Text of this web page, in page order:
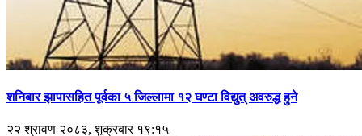
शनिबार झापासहित पूर्वका ५ जिल्लामा १२ घण्टा विद्युत् अवरुद्ध हुने
२२ श्रावण २०८३, शुक्रबार १९:१५